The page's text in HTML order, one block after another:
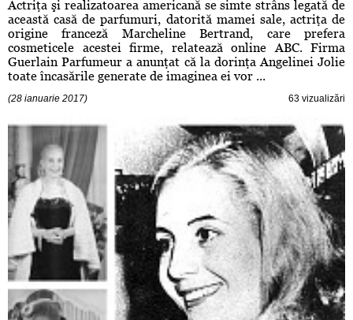
Actriţa şi realizatoarea americană se simte strâns legată de
această casă de parfumuri, datorită mamei sale, actriţa de
origine franceză Marcheline Bertrand, care prefera
cosmeticele acestei firme, relatează online ABC. Firma
Guerlain Parfumeur a anunţat că la dorinţa Angelinei Jolie
toate încasările generate de imaginea ei vor ...
(28 ianuarie 2017) 63 vizualizări